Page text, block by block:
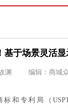
于场景灵活
渊 编辑：商城
和专利局（